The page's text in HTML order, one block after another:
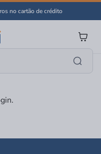
no cartão de crédito